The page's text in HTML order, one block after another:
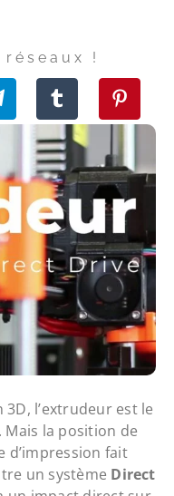
!
l’extrudeur est le
la position de
d’impression fait
un système Direct